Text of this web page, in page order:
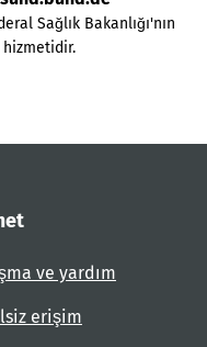
Sağlık Bakanlığı'nın
hizmetidir.
ve yardım
erişim